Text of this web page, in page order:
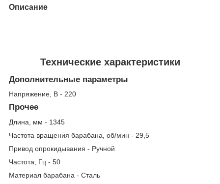
Описание
Технические характеристики
Дополнительные параметры
Напряжение, В - 220
Прочее
Длина, мм - 1345
Частота вращения барабана, об/мин - 29,5
Привод опрокидывания - Ручной
Частота, Гц - 50
Материал барабана - Сталь